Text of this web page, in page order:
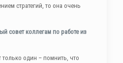
стратегий, то она очень
совет коллегам по работе из
только один – помнить, что